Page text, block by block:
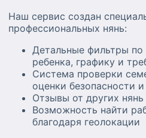
Наш сервис создан
профессиональных нянь:
Детальные фильтры по
ребенка, графику и
Система проверки
оценки безопасности
Отзывы от других
Возможность найти
благодаря геолокации